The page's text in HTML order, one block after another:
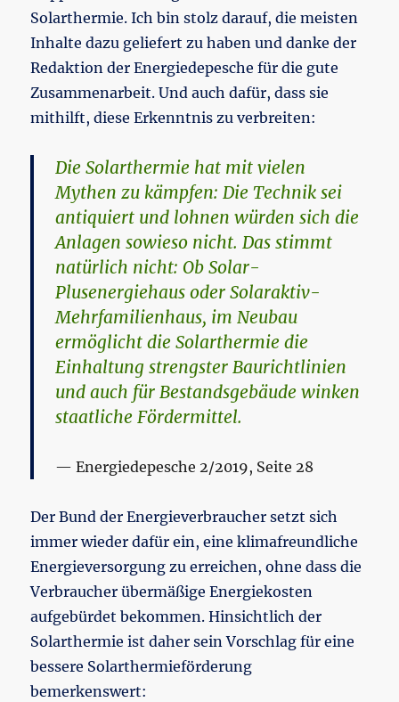
Solarthermie. Ich bin stolz darauf, die meisten
Inhalte dazu geliefert zu haben und danke der
Redaktion der Energiedepesche für die gute
Zusammenarbeit. Und auch dafür, dass sie
mithilft, diese Erkenntnis zu verbreiten:
Die Solarthermie hat mit vielen
Mythen zu kämpfen: Die Technik sei
antiquiert und lohnen würden sich die
Anlagen sowieso nicht. Das stimmt
natürlich nicht: Ob Solar-
Plusenergiehaus oder Solaraktiv-
Mehrfamilienhaus, im Neubau
ermöglicht die Solarthermie die
Einhaltung strengster Baurichtlinien
und auch für Bestandsgebäude winken
staatliche Fördermittel.
Energiedepesche 2/2019, Seite 28
Der Bund der Energieverbraucher setzt sich
immer wieder dafür ein, eine klimafreundliche
Energieversorgung zu erreichen, ohne dass die
Verbraucher übermäßige Energiekosten
aufgebürdet bekommen. Hinsichtlich der
Solarthermie ist daher sein Vorschlag für eine
bessere Solarthermieförderung
bemerkenswert: